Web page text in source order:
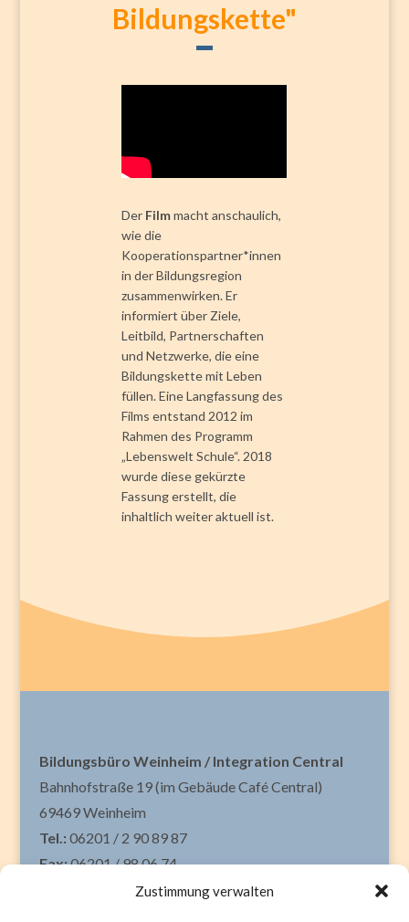
Zustimmung verwalten
Bildungskette"
Der Filmmacht anschaulich,
wie die
Kooperationspartner*innen
in der Bildungsregion
zusammenwirken. Er
informiert über Ziele,
Leitbild, Partnerschaften
und Netzwerke, die eine
Bildungskette mit Leben
füllen. Eine Langfassung des
Films entstand 2012 im
Rahmen des Programm
„Lebenswelt Schule“. 2018
wurde diese gekürzte
Fassung erstellt, die
inhaltlich weiter aktuell ist.
Bildungsbüro Weinheim / Integration Central
Bahnhofstraße 19 (im Gebäude Café Central)
69469 Weinheim
Tel.:06201 / 2 90 89 87
Fax:06201 / 98 06 74
info@bildungsbuero-weinheim.de